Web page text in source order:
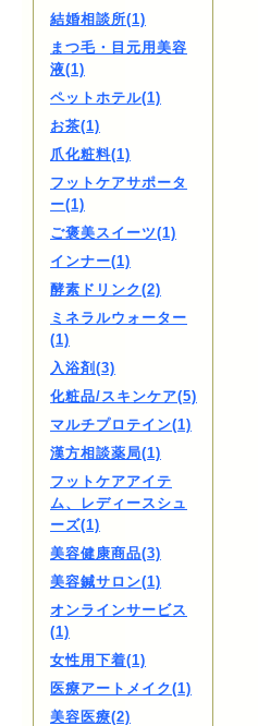
結婚相談所(1)
まつ毛・目元用美容
液(1)
ペットホテル(1)
お茶(1)
爪化粧料(1)
フットケアサポータ
ー(1)
ご褒美スイーツ(1)
インナー(1)
酵素ドリンク(2)
ミネラルウォーター
(1)
入浴剤(3)
化粧品/スキンケア(5)
マルチプロテイン(1)
漢方相談薬局(1)
フットケアアイテ
ム、レディースシュ
ーズ(1)
美容健康商品(3)
美容鍼サロン(1)
オンラインサービス
(1)
女性用下着(1)
医療アートメイク(1)
美容医療(2)